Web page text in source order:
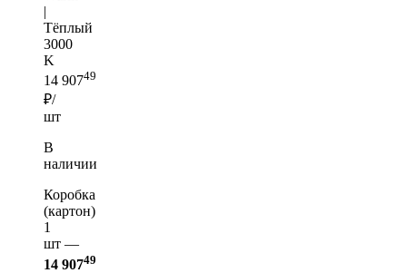
|
Тёплый
3000
K
14 90749
₽/
шт
В
наличии
Коробка
(картон)
1
шт —
14 90749